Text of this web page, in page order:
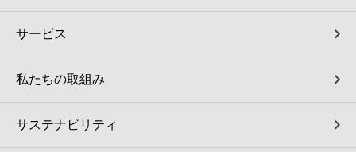
サービス
私たちの取組み
サステナビリティ